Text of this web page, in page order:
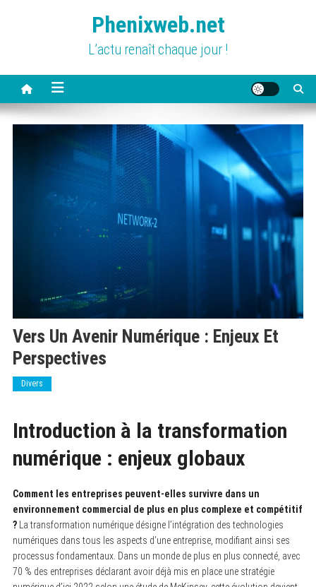
Phenixweb.net
L’actu renaît chaque jour !
Vers Un Avenir Numérique : Enjeux Et
Perspectives
Divers
Introduction à la transformation
numérique : enjeux globaux
Comment les entreprises peuvent-elles survivre dans un
environnement commercial de plus en plus complexe et compétitif
?La transformation numérique désigne l’intégration des technologies
numériques dans tous les aspects d’une entreprise, modifiant ainsi ses
processus fondamentaux. Dans un monde de plus en plus connecté, avec
70 % des entreprises déclarant avoir déjà mis en place une stratégie